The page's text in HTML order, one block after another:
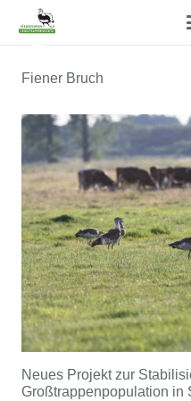
Fiener Bruch
Neues Projekt zur
Großtrappenpopulation in